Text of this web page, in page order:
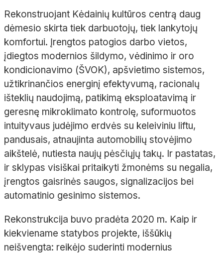
Rekonstruojant Kėdainių kultūros centrą daug
dėmesio skirta tiek darbuotojų, tiek lankytojų
komfortui. Įrengtos patogios darbo vietos,
įdiegtos modernios šildymo, vėdinimo ir oro
kondicionavimo (ŠVOK), apšvietimo sistemos,
užtikrinančios energinį efektyvumą, racionalų
išteklių naudojimą, patikimą eksploatavimą ir
geresnę mikroklimato kontrolę, suformuotos
intuityvaus judėjimo erdvės su keleiviniu liftu,
pandusais, atnaujinta automobilių stovėjimo
aikštelė, nutiesta naujų pėsčiųjų takų. Ir pastatas,
ir sklypas visiškai pritaikyti žmonėms su negalia,
įrengtos gaisrinės saugos, signalizacijos bei
automatinio gesinimo sistemos.
Rekonstrukcija buvo pradėta 2020 m. Kaip ir
kiekviename statybos projekte, iššūkių
neišvengta: reikėjo suderinti modernius